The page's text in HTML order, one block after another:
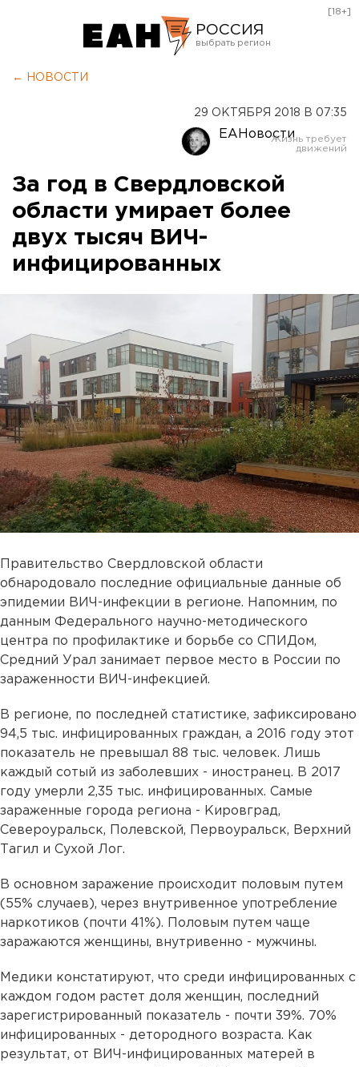
РОССИЯ
Оренбург
[18+]
← НОВОСТИ
29 ОКТЯБРЯ 2018 В 07:35
ЕАНовости
За год в Свердловской
области умирает более
двух тысяч ВИЧ-
инфицированных
Правительство Свердловской области
обнародовало последние официальные данные об
эпидемии ВИЧ-инфекции в регионе. Напомним, по
данным Федерального научно-методического
центра по профилактике и борьбе со СПИДом,
Средний Урал занимает первое место в России по
зараженности ВИЧ-инфекцией.
В регионе, по последней статистике, зафиксировано
94,5 тыс. инфицированных граждан, а 2016 году этот
показатель не превышал 88 тыс. человек. Лишь
каждый сотый из заболевших - иностранец. В 2017
году умерли 2,35 тыс. инфицированных. Самые
зараженные города региона - Кировград,
Североуральск, Полевской, Первоуральск, Верхний
Тагил и Сухой Лог.
В основном заражение происходит половым путем
(55% случаев), через внутривенное употребление
наркотиков (почти 41%). Половым путем чаще
заражаются женщины, внутривенно - мужчины.
Медики констатируют, что среди инфицированных с
каждом годом растет доля женщин, последний
зарегистрированный показатель - почти 39%. 70%
инфицированных - детородного возраста. Как
результат, от ВИЧ-инфицированных матерей в